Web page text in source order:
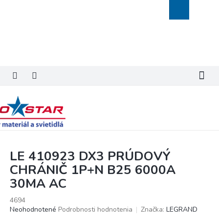
košík
LE 410923 DX3 PRÚDOVÝ
CHRÁNIČ 1P+N B25 6000A
30MA AC
4694
Priemerné
Neohodnotené Podrobnosti hodnotenia Značka: LEGRAND